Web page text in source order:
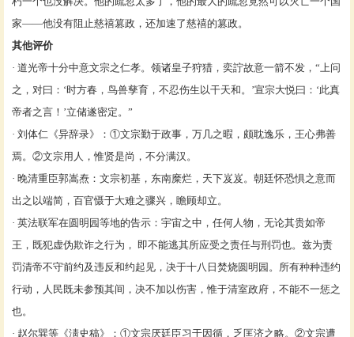
家——他没有阻止慈禧篡政，还加速了慈禧的篡政。
其他评价
· 道光帝十分中意文宗之仁孝。领诸皇子狩猎，奕詝故意一箭不发，“上问
之，对曰：‘时方春，鸟兽孳育，不忍伤生以干天和。’宣宗大悦曰：‘此真
帝者之言！’立储遂密定。”
· 刘体仁 《异辞录》： ①文宗勤于政事，万几之暇，颇耽逸乐，王心弗善
焉。②文宗用人，惟贤是尚，不分满汉。
· 晚清重臣郭嵩焘 ：文宗初基，东南糜烂，天下岌岌。朝廷怀恐惧之意而
出之以端简，百官慑于大难之骤兴，瞻顾却立。
· 英法联军在圆明园等地的告示：宇宙之中，任何人物，无论其贵如帝
王，既犯虚伪欺诈之行为， 即不能逃其所应受之责任与刑罚也。兹为责
罚清帝不守前约及违反和约起见，决于十八日焚烧圆明园。所有种种违约
行动，人民既未参预其间，决不加以伤害，惟于清室政府，不能不一惩之
也。
· 赵尔巽等《淸史稿》： ①文宗厌廷臣习于因循，乏匡济之略。②文宗遭